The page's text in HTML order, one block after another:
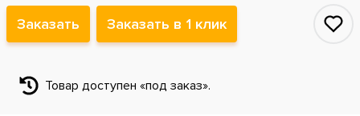
Заказать Заказать в 1 клик
Товар доступен «под заказ».